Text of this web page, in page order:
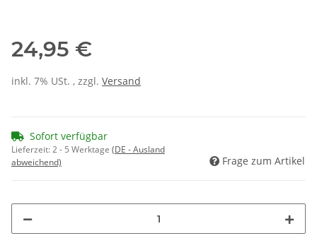
24,95 €
inkl. 7% USt. , zzgl. Versand
Sofort verfügbar
Lieferzeit:2 - 5 Werktage (DE - Ausland
abweichend)
Frage zum Artikel